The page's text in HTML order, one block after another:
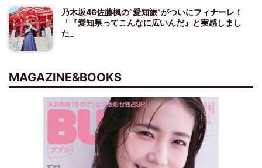
乃木坂46佐藤楓の“愛知旅”がついにフィナーレ！
「『愛知県ってこんなに広いんだ』と実感しまし
た」
MAGAZINE&BOOKS